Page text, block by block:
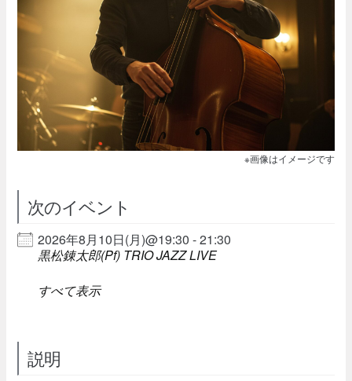
※画像はイメージです
次のイベント
2026年8月10日(月)@19:30 - 21:30
黒松錬太郎(Pf) TRIO JAZZ LIVE
すべて表示
説明